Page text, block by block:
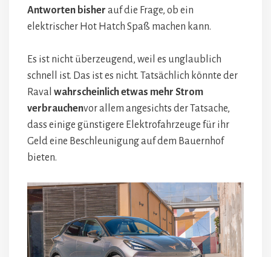
Antworten bisher auf die Frage, ob ein
elektrischer Hot Hatch Spaß machen kann.
Es ist nicht überzeugend, weil es unglaublich
schnell ist. Das ist es nicht. Tatsächlich könnte der
Raval wahrscheinlich etwas mehr Strom
verbrauchenvor allem angesichts der Tatsache,
dass einige günstigere Elektrofahrzeuge für ihr
Geld eine Beschleunigung auf dem Bauernhof
bieten.